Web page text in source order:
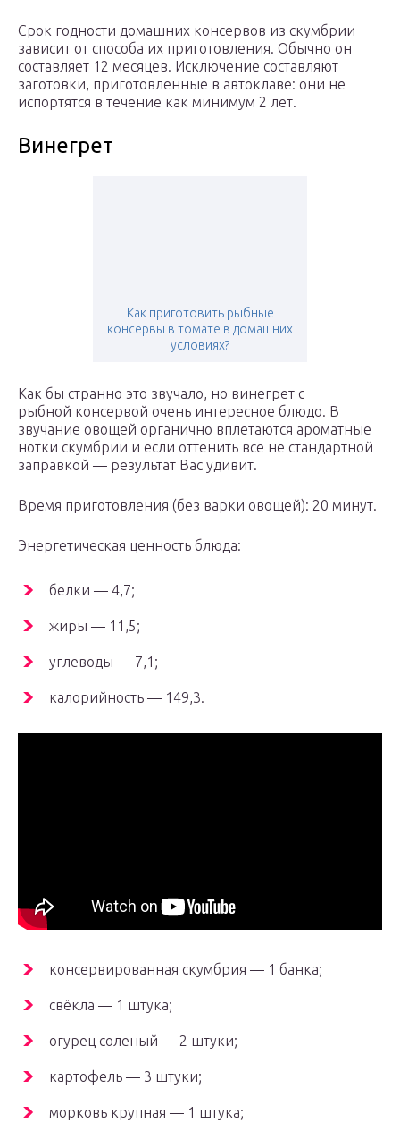
Срок годности домашних консервов из скумбрии
зависит от способа их приготовления. Обычно он
составляет 12 месяцев. Исключение составляют
заготовки, приготовленные в автоклаве: они не
испортятся в течение как минимум 2 лет.
Винегрет
Как приготовить рыбные
консервы в томате в домашних
условиях?
Как бы странно это звучало, но винегрет с
рыбной консервой очень интересное блюдо. В
звучание овощей органично вплетаются ароматные
нотки скумбрии и если оттенить все не стандартной
заправкой — результат Вас удивит.
Время приготовления (без варки овощей): 20 минут.
Энергетическая ценность блюда:
белки — 4,7;
жиры — 11,5;
углеводы — 7,1;
калорийность — 149,3.
консервированная скумбрия — 1 банка;
свёкла — 1 штука;
огурец соленый — 2 штуки;
картофель — 3 штуки;
морковь крупная — 1 штука;